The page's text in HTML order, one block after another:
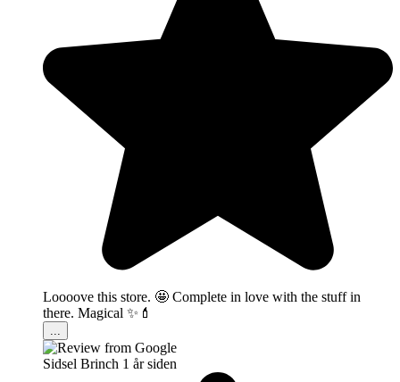
Loooove this store. 🤩 Complete in love with the stuff in
there. Magical ✨💄
Sidsel Brinch 1 år siden